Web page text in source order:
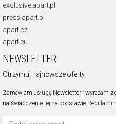
exclusive.apart.pl
press.apart.pl
apart.cz
apart.eu
NEWSLETTER
Otrzymuj najnowsze oferty.
Zamawiam usługę Newsletter i wyrażam
na świadczenie jej na podstawie